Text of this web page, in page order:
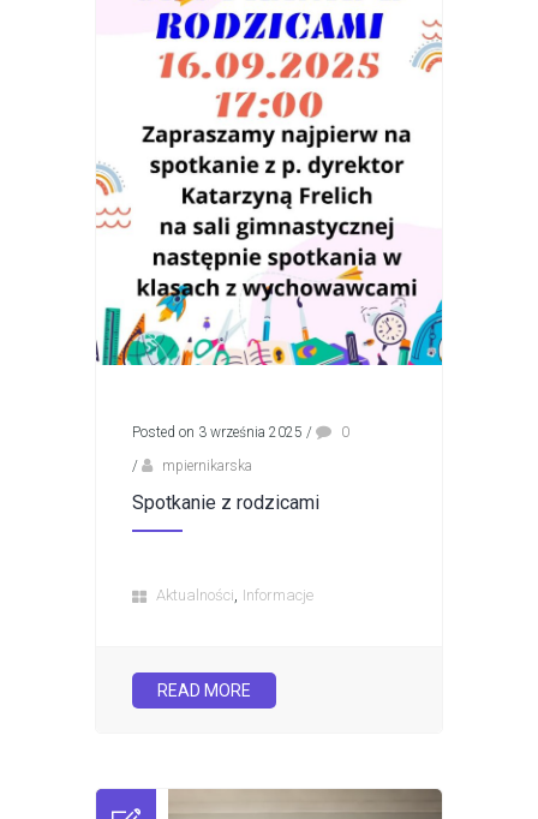
Posted on 3 września 2025 /
0
/
mpiernikarska
Spotkanie z rodzicami
Aktualności, Informacje
READ MORE